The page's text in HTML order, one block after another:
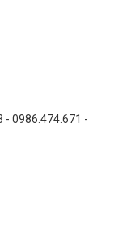
Lượng MT
Lượng Mặt Trời 300W
- 0986.474.671 -